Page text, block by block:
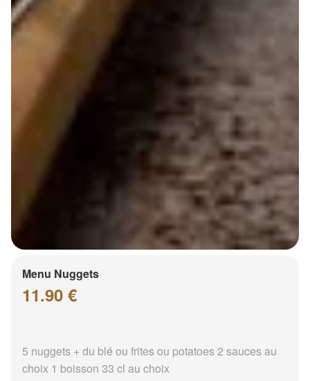
Menu Nuggets
11.90 €
5 nuggets + du blé ou frites ou potatoes 2 sauces au
choix 1 boisson 33 cl au choix